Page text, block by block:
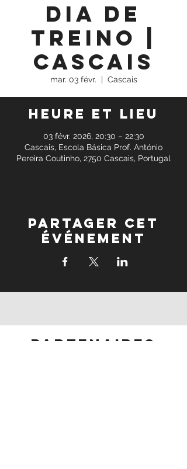
Dia de
Treino |
Cascais
mar. 03 févr.
  |
Cascais
Heure et lieu
03 févr. 2026, 20:30 – 22:30
Cascais, Escola Básica Prof. António
Pereira Coutinho, 2750 Cascais, Portugal
Partager cet
événement
partenaires